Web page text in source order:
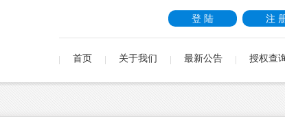
注
登 陆
首页 关于我们 最新公告 授权查